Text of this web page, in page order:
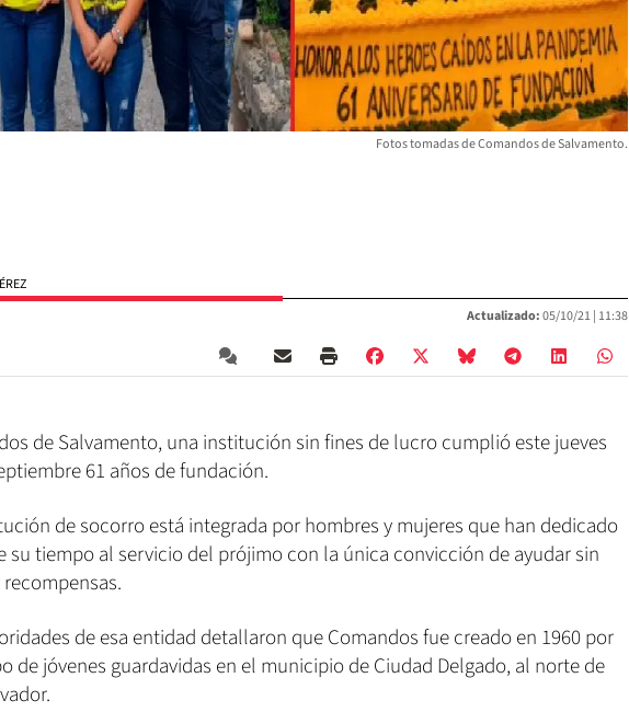
Fotos tomadas de Comandos de Salvamento.
Actualizado:05/10/21 | 11:38
de Salvamento, una institución sin fines de lucro cumplió este jueves
61 años de fundación.
de socorro está integrada por hombres y mujeres que han dedicado
su tiempo al servicio del prójimo con la única convicción de ayudar sin
de esa entidad detallaron que Comandos fue creado en 1960 por
de jóvenes guardavidas en el municipio de Ciudad Delgado, al norte de